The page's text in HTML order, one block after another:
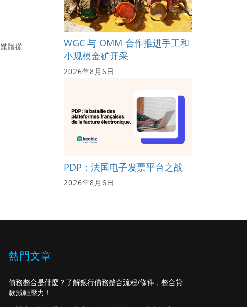
體從
WGC 与 OMM 合作推进手工和
小规模金矿开采
2026年8月6日
PDP：法国电子发票平台之战
2026年8月6日
熱門文章
債務整合是什麼？了解銀行債務整合流程/條件，整合貸
款減輕壓力！